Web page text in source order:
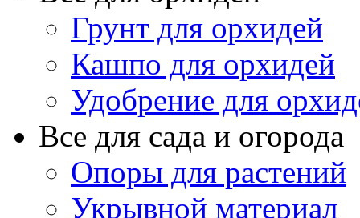
Грунт для орхидей
Кашпо для орхидей
Удобрение для
Все для сада и огорода
Опоры для растений
Укрывной материал